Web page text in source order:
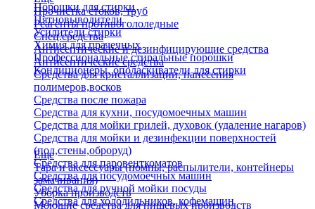
Порошки для стирки
Пятновыводители
Усилители стирки
Химия для прачечных
Профессиональные стиральные порошки
Кондиционеры, ополаскиватели для стирки
Прочистка стоков, труб
Реагенты противогололедные
Спец.средства
Антисептические и дезинфицирующие средства
Антисептические средства
Средства для кристаллизации, нанесения
полимеров,восков
Средства после пожара
Средства для кухни, посудомоечных машин
Средства для мойки грилей, духовок (удаление нагаров)
Средства для мойки и дезинфекции поверхностей
(пол,стены,оброруд)
Средства для паровенткоматов
Средства для посудомоечных машин
Средства для ручной мойки посуды
Средства для холодильников, кофемашин
Еще
Тара и аксессуары (помпы, распылители, контейнеры
замачивания)
Уборка производств
Моющие средства для пищевых производств